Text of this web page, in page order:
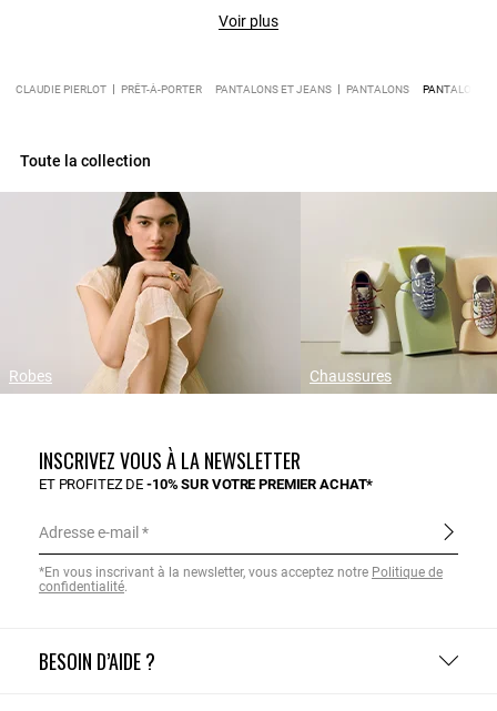
Voir plus
CLAUDIE PIERLOT PRÊT-À-PORTER PANTALONS ET JEANS PANTALONS PANTALON
Toute la collection
Robes Chaussures
BESOIN D’AIDE ?
INSCRIVEZ VOUS À LA NEWSLETTER
ET PROFITEZ DE-10% SUR VOTRE PREMIER ACHAT*
Adresse e-mail
*En vous inscrivant à la newsletter, vous acceptez notre Politique de
confidentialité.